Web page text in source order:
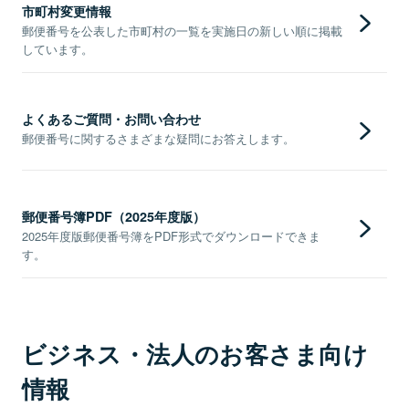
市町村変更情報
郵便番号を公表した市町村の一覧を実施日の新しい順に掲載
しています。
よくあるご質問・お問い合わせ
郵便番号に関するさまざまな疑問にお答えします。
郵便番号簿PDF（2025年度版）
2025年度版郵便番号簿をPDF形式でダウンロードできま
す。
ビジネス・法人のお客さま向け
情報